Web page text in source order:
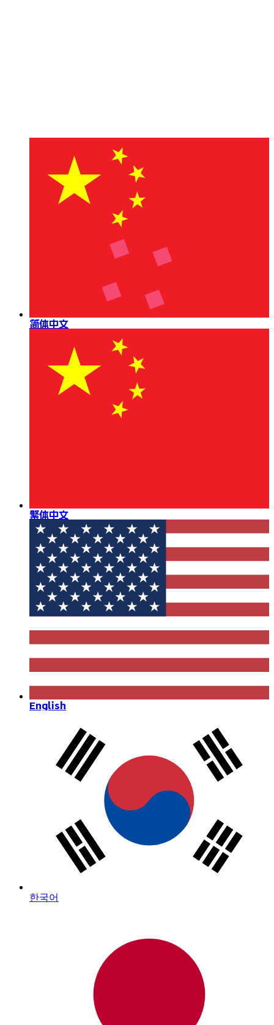
简体中文
繁体中文
English
한국어